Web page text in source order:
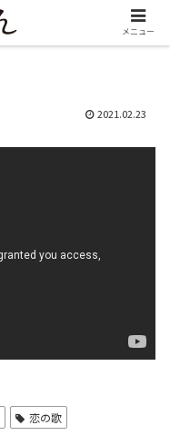
2021.02.23
恋の歌
メニュー